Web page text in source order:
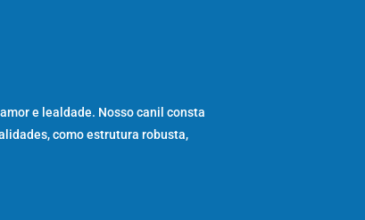
e lealdade. Nosso canil consta
como estrutura robusta,